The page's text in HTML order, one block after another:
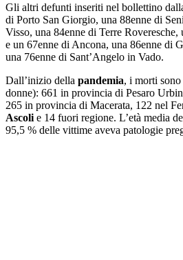
Gli altri defunti inseriti nel bollettino
di Porto San Giorgio, una 88enne di
Visso, una 84enne di Terre
e un 67enne di Ancona, una 86enne di
una 76enne di Sant’Angelo in Vado.
Dall’inizio della pandemia, i morti
donne): 661 in provincia di Pesaro
265 in provincia di Macerata, 122 nel
Ascoli e 14 fuori regione. L’età media
95,5 % delle vittime aveva patologie